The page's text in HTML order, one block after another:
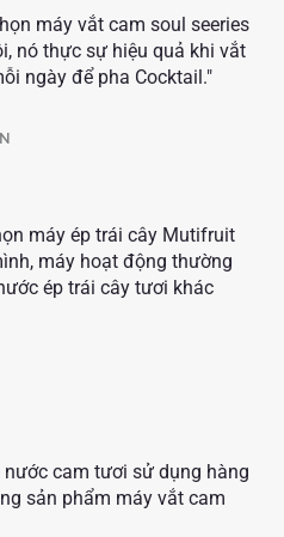
máy vắt cam soul seeries
nó thực sự hiệu quả khi vắt
ngày để pha Cocktail."
máy ép trái cây Mutifruit
máy hoạt động thường
ép trái cây tươi khác
cam tươi sử dụng hàng
sản phẩm máy vắt cam